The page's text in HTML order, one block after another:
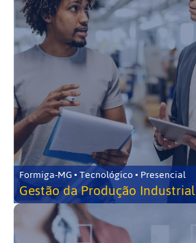
Formiga-MG • Tecnológico • Presencial
Gestão da Produção Industrial